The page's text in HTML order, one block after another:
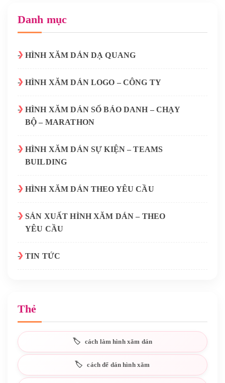
Danh mục
HÌNH XĂM DÁN DẠ QUANG
HÌNH XĂM DÁN LOGO – CÔNG TY
HÌNH XĂM DÁN SỐ BÁO DANH – CHẠY
BỘ – MARATHON
HÌNH XĂM DÁN SỰ KIỆN – TEAMS
BUILDING
HÌNH XĂM DÁN THEO YÊU CẦU
SẢN XUẤT HÌNH XĂM DÁN – THEO
YÊU CẦU
TIN TỨC
Thẻ
cách làm hình xăm dán
cách để dán hình xăm